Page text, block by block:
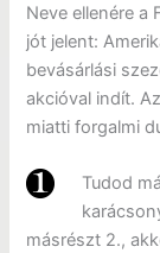
Neve ellenére a
jót jelent:
bevásárlási
akcióval indít.
miatti forgalmi
Tudod
másrészt 2.,